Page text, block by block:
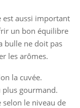
est aussi important
un bon équilibre
bulle ne doit pas
les arômes.
la cuvée.
gourmand.
le niveau de